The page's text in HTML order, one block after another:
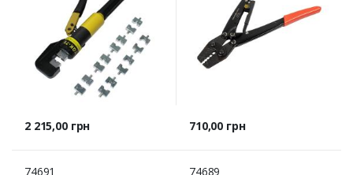
Ціна
2 215,00 грн Ціна
710,00 грн
74691 74689